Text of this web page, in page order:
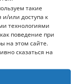
такие
и/или доступа к
технологиями
поведение при
на этом сайте.
сказаться на
специальные
передаём их